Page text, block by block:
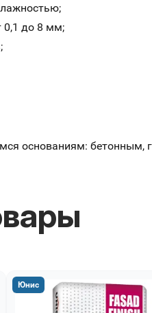
0,1 до 8 мм;
основаниям:
Юнис